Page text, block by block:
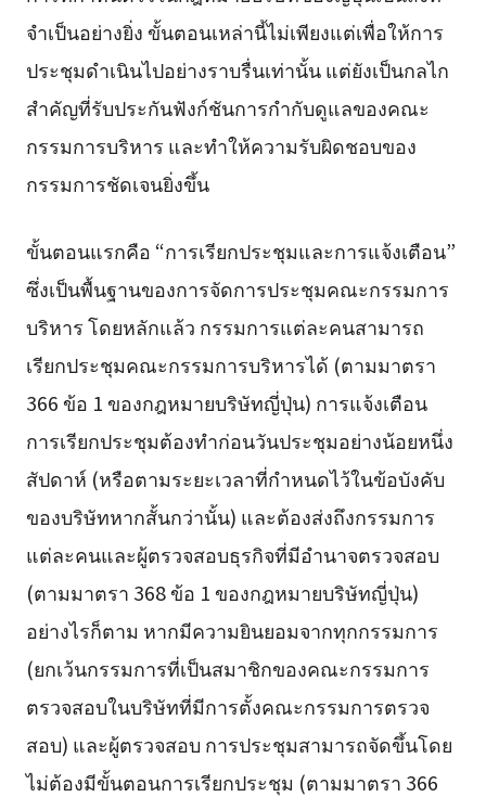
จำเป็นอย่างยิ่ง ขั้นตอนเหล่านี้ไม่เพียงแต่เพื่อให้การ
ประชุมดำเนินไปอย่างราบรื่นเท่านั้น แต่ยังเป็นกลไก
สำคัญที่รับประกันฟังก์ชันการกำกับดูแลของคณะ
กรรมการบริหาร และทำให้ความรับผิดชอบของ
กรรมการชัดเจนยิ่งขึ้น
ขั้นตอนแรกคือ “การเรียกประชุมและการแจ้งเตือน”
ซึ่งเป็นพื้นฐานของการจัดการประชุมคณะกรรมการ
บริหาร โดยหลักแล้ว กรรมการแต่ละคนสามารถ
เรียกประชุมคณะกรรมการบริหารได้ (ตามมาตรา
366 ข้อ 1 ของกฎหมายบริษัทญี่ปุ่น) การแจ้งเตือน
การเรียกประชุมต้องทำก่อนวันประชุมอย่างน้อยหนึ่ง
สัปดาห์ (หรือตามระยะเวลาที่กำหนดไว้ในข้อบังคับ
ของบริษัทหากสั้นกว่านั้น) และต้องส่งถึงกรรมการ
แต่ละคนและผู้ตรวจสอบธุรกิจที่มีอำนาจตรวจสอบ
(ตามมาตรา 368 ข้อ 1 ของกฎหมายบริษัทญี่ปุ่น)
อย่างไรก็ตาม หากมีความยินยอมจากทุกกรรมการ
(ยกเว้นกรรมการที่เป็นสมาชิกของคณะกรรมการ
ตรวจสอบในบริษัทที่มีการตั้งคณะกรรมการตรวจ
สอบ) และผู้ตรวจสอบ การประชุมสามารถจัดขึ้นโดย
ไม่ต้องมีขั้นตอนการเรียกประชุม (ตามมาตรา 366